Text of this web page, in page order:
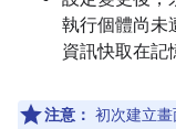
執行個體尚未
資訊快取在記
注意： 初次建立